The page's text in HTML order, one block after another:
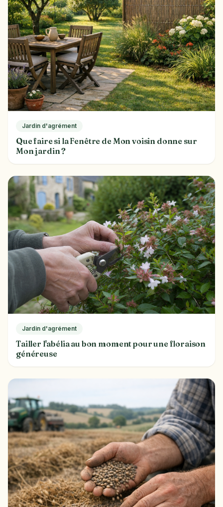
Jardin d'agrément
Que faire si la Fenêtre de Mon voisin donne sur
Mon jardin ?
Jardin d'agrément
Tailler l'abélia au bon moment pour une floraison
généreuse